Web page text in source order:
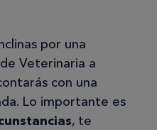
por una
Veterinaria a
con una
Lo importante es
, te